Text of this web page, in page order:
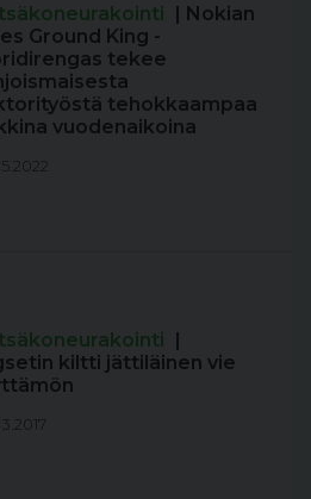
| Nokian
Ground King -
tekee
tehokkaampaa
vuodenaikoina
|
kiltti jättiläinen vie